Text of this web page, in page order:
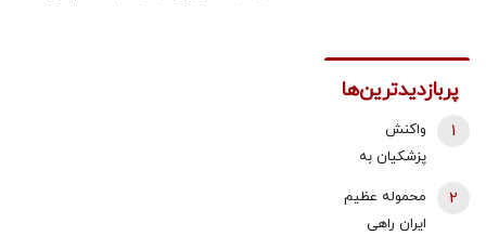
پربازدیدترین‌ها
واکنش
پزشکیان به
دبیری شعام/
1
محموله عظیم
ایران راهی
2